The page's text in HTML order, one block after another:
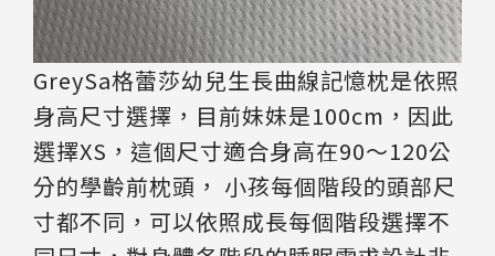
GreySa格蕾莎幼兒生長曲線記憶枕是依照
身高尺寸選擇，目前妹妹是100cm，因此
選擇XS，這個尺寸適合身高在90～120公
分的學齡前枕頭， 小孩每個階段的頭部尺
寸都不同，可以依照成長每個階段選擇不